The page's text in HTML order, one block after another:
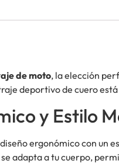
de moto, la elección
deportivo de cuero
y Estilo
ergonómico con un
adapta a tu cuerpo,